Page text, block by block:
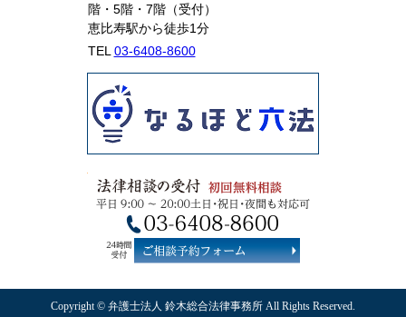
階・5階・7階（受付）
恵比寿駅から徒歩1分
TEL 03-6408-8600
Copyright © 弁護士法人 鈴木総合法律事務所 All Rights Reserved.